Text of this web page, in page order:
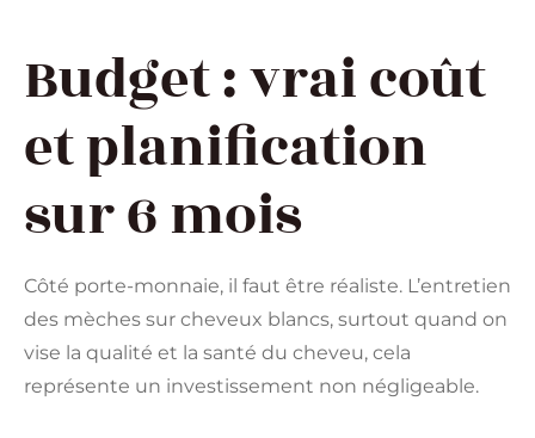
Budget : vrai coût
et planification
sur 6 mois
Côté porte-monnaie, il faut être réaliste. L’entretien
des mèches sur cheveux blancs, surtout quand on
vise la qualité et la santé du cheveu, cela
représente un investissement non négligeable.